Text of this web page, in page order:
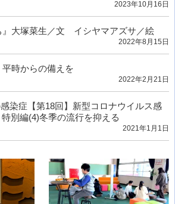
2023年10月16日
』大塚菜生／文 イシヤマアズサ／絵
2022年8月15日
時からの備えを
2022年2月21日
染症【第18回】新型コロナウイルス感
別編(4)冬季の流行を抑える
2021年1月1日